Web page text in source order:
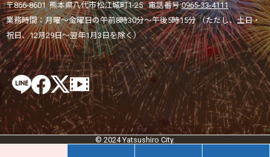
〒866-8601 熊本県八代市松江城町1-25 電話番号:0965-33-4111
業務時間：月曜～金曜日の午前8時30分～午後5時15分 （ただし、土日・
祝日、12月29日～翌年1月3日を除く）
© 2024 Yatsushiro City.